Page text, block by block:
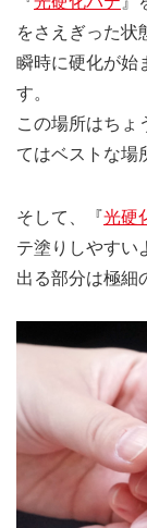
をさえぎった状
瞬時に硬化が始
す。
この場所はちょ
てはベストな場
そして、『光硬
テ塗りしやすい
出る部分は極細